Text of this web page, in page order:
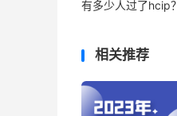
有多少人过了hcip？
相关推荐